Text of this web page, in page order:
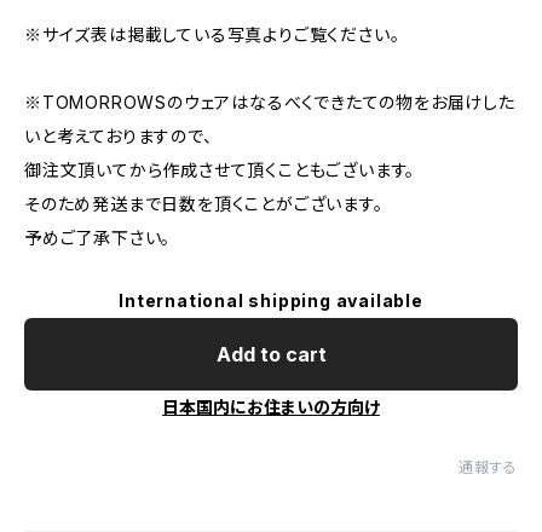
※サイズ表は掲載している写真よりご覧ください。
※TOMORROWSのウェアはなるべくできたての物をお届けした
いと考えておりますので、
御注文頂いてから作成させて頂くこともございます。
そのため発送まで日数を頂くことがございます。
予めご了承下さい。
International shipping available
Add to cart
日本国内にお住まいの方向け
通報する